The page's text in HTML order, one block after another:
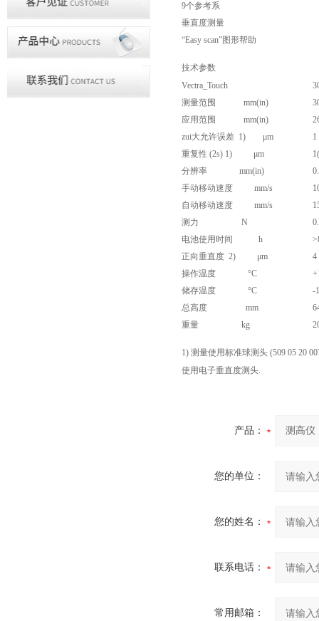
9个参考系
垂直度测量
“Easy scan”图形帮助
技术
Vectra_Touch
测量范围 mm(in)
应用范围 mm(in)
zui大允许误差 1) μm
重复性 (2s) 1) μm
分辨率 mm(in)
手动移动速度 mm/s
自动移动速度 mm/s
测力 N
电池使用时间 h
正向垂直度 2) μm
4
操作温度 °C
储存温度 °C
-
总高度 mm
重量 kg
1) 测量使用标准球测头 (509 05 20
使用电子垂直度测头.
产品：
您的单位：
您的姓名：
联系电话：
常用邮箱：